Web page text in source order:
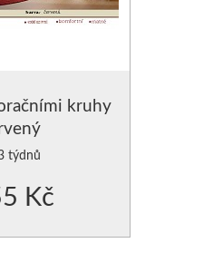
kruhy
týdnů
Kč